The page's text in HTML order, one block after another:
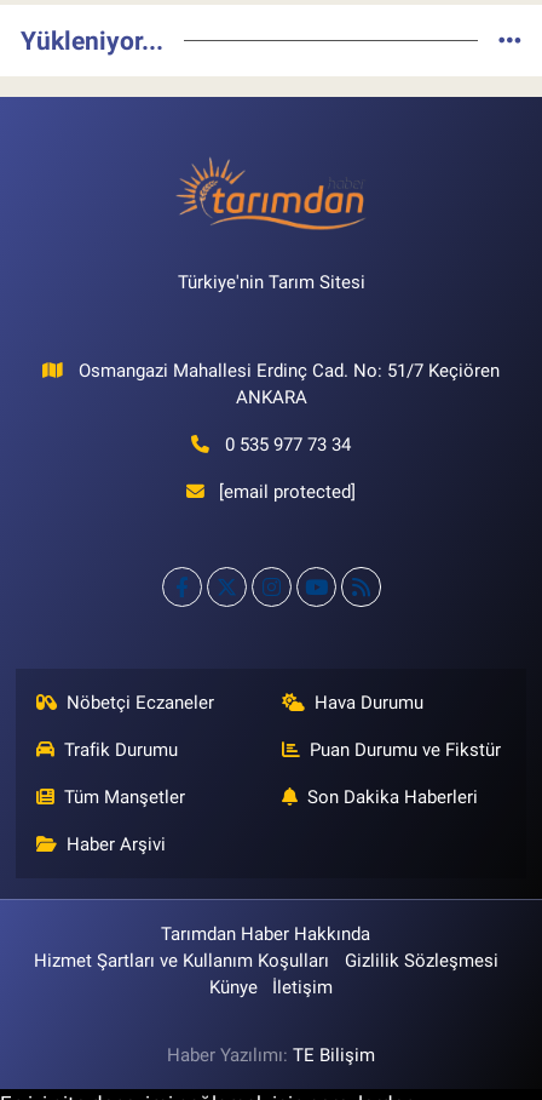
Yükleniyor...
Türkiye'nin Tarım Sitesi
Osmangazi Mahallesi Erdinç Cad. No: 51/7 Keçiören
ANKARA
0 535 977 73 34
[email protected]
Nöbetçi Eczaneler Hava Durumu
Trafik Durumu Puan Durumu ve Fikstür
Tüm Manşetler Son Dakika Haberleri
Haber Arşivi
Tarımdan Haber Hakkında
Hizmet Şartları ve Kullanım Koşulları
Gizlilik Sözleşmesi
Künye
İletişim
Haber Yazılımı: TE Bilişim